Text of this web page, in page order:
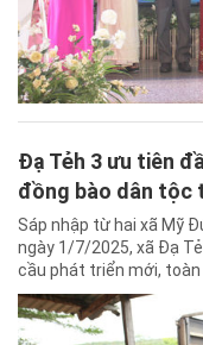
Đạ Tẻh 3 ưu tiên
đồng bào dân tộc
Sáp nhập từ hai xã Mỹ
ngày 1/7/2025, xã Đạ
cầu phát triển mới, toàn